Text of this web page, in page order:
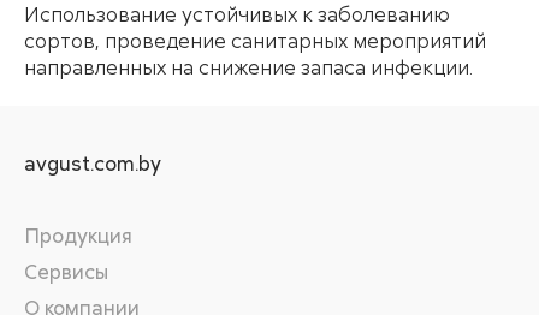
Использование устойчивых к заболеванию
сортов, проведение санитарных мероприятий
направленных на снижение запаса инфекции.
avgust.com.by
Продукция
Сервисы
О компании